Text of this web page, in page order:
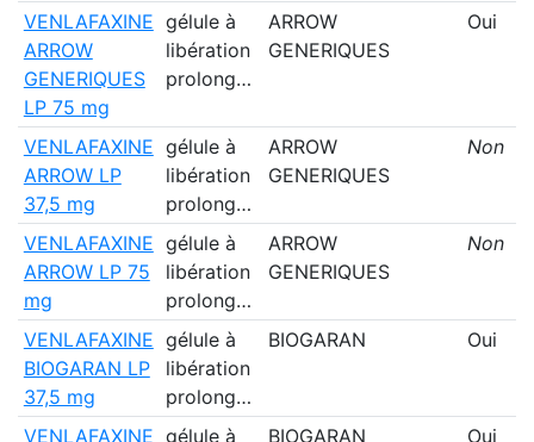
VENLAFAXINE
ARROW
GENERIQUES
LP 75 mg
gélule à
libération
prolong…
ARROW
GENERIQUES
Oui
VENLAFAXINE
ARROW LP
37,5 mg
gélule à
libération
prolong…
ARROW
GENERIQUES
Non
VENLAFAXINE
ARROW LP 75
mg
gélule à
libération
prolong…
ARROW
GENERIQUES
Non
VENLAFAXINE
BIOGARAN LP
37,5 mg
gélule à
libération
prolong…
BIOGARAN Oui
VENLAFAXINE gélule à
BIOGARAN Oui